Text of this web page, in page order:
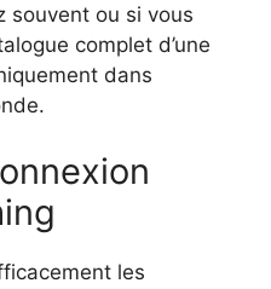
souvent ou si vous
complet d’une
dans
les